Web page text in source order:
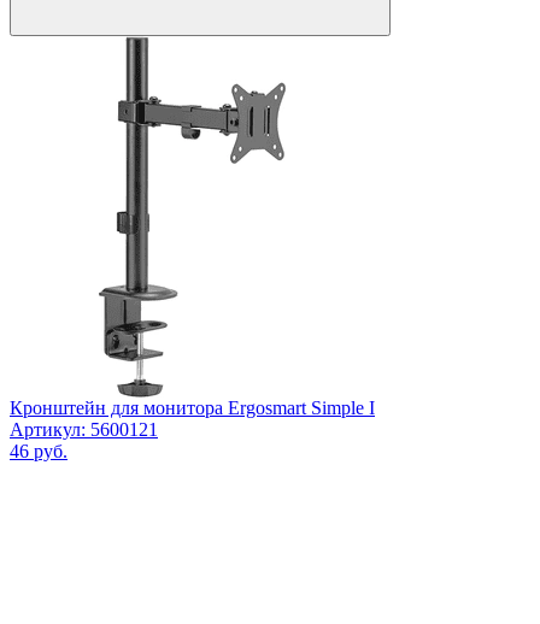
Кронштейн для монитора Ergosmart Simple I
Артикул: 5600121
46 руб.